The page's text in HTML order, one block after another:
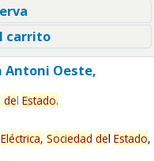
carrito
Antoni Oeste,
del Estado.
Eléctrica, Sociedad del Estado,